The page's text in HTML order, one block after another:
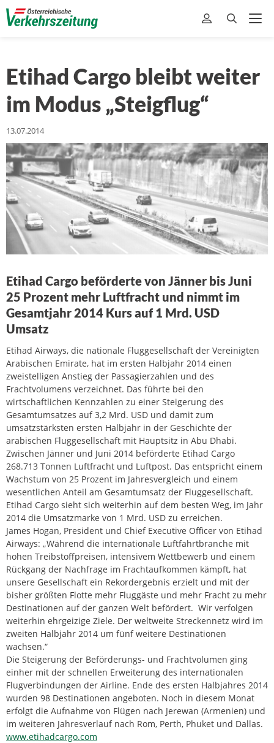
Etihad Cargo bleibt weiter
im Modus „Steigflug“
13.07.2014
Etihad Cargo beförderte von Jänner bis Juni
25 Prozent mehr Luftfracht und nimmt im
Gesamtjahr 2014 Kurs auf 1 Mrd. USD
Umsatz
Etihad Airways, die nationale Fluggesellschaft der Vereinigten
Arabischen Emirate, hat im ersten Halbjahr 2014 einen
zweistelligen Anstieg der Passagierzahlen und des
Frachtvolumens verzeichnet. Das führte bei den
wirtschaftlichen Kennzahlen zu einer Steigerung des
Gesamtumsatzes auf 3,2 Mrd. USD und damit zum
umsatzstärksten ersten Halbjahr in der Geschichte der
arabischen Fluggesellschaft mit Hauptsitz in Abu Dhabi.
Zwischen Jänner und Juni 2014 beförderte Etihad Cargo
268.713 Tonnen Luftfracht und Luftpost. Das entspricht einem
Wachstum von 25 Prozent im Jahresvergleich und einem
wesentlichen Anteil am Gesamtumsatz der Fluggesellschaft.
Etihad Cargo sieht sich weiterhin auf dem besten Weg, im Jahr
2014 die Umsatzmarke von 1 Mrd. USD zu erreichen.
James Hogan, President und Chief Executive Officer von Etihad
Airways: „Während die internationale Luftfahrtbranche mit
hohen Treibstoffpreisen, intensivem Wettbewerb und einem
Rückgang der Nachfrage im Frachtaufkommen kämpft, hat
unsere Gesellschaft ein Rekordergebnis erzielt und mit der
bisher größten Flotte mehr Fluggäste und mehr Fracht zu mehr
Destinationen auf der ganzen Welt befördert. Wir verfolgen
weiterhin ehrgeizige Ziele. Der weltweite Streckennetz wird im
zweiten Halbjahr 2014 um fünf weitere Destinationen
wachsen.“
Die Steigerung der Beförderungs- und Frachtvolumen ging
einher mit der schnellen Erweiterung des internationalen
Flugverbindungen der Airline. Ende des ersten Halbjahres 2014
wurden 98 Destinationen angeboten. Noch in diesem Monat
erfolgt die Aufnahme von Flügen nach Jerewan (Armenien) und
im weiteren Jahresverlauf nach Rom, Perth, Phuket und Dallas.
www.etihadcargo.com